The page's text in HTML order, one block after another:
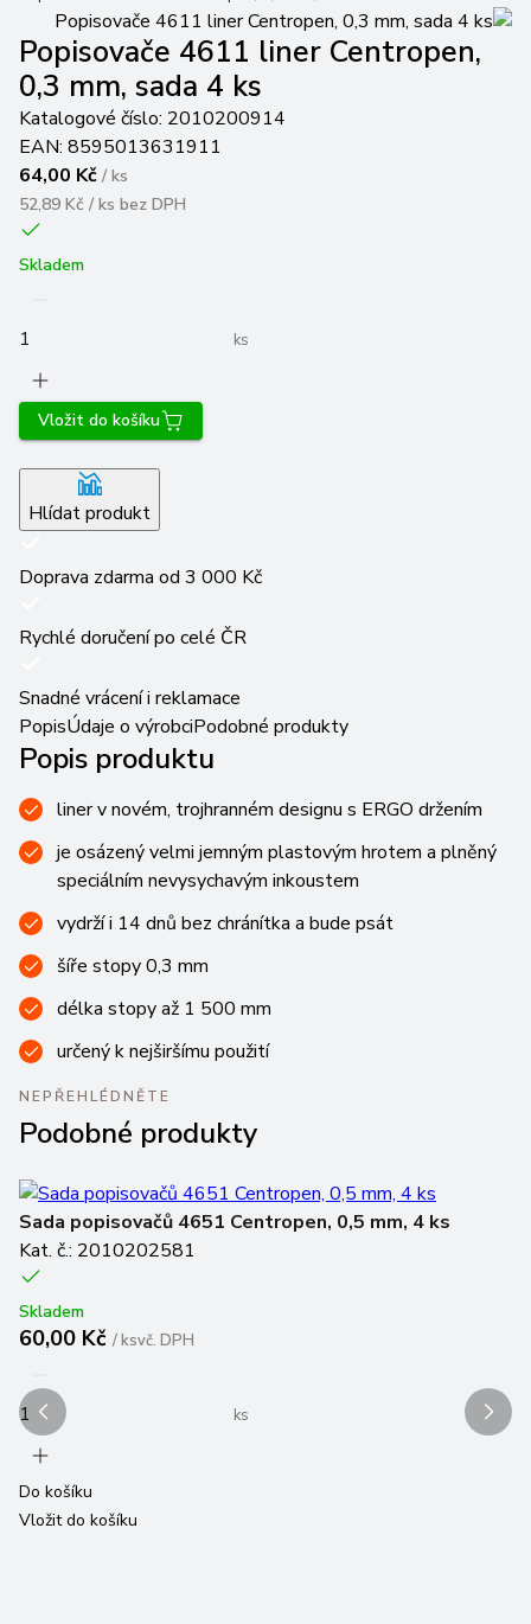
Popisovače 4611 liner Centropen,
0,3 mm, sada 4 ks
Katalogové číslo: 2010200914
EAN: 8595013631911
64,00 Kč / ks
52,89 Kč / ks bez DPH
Skladem
ks
Vložit do košíku
Hlídat produkt
Doprava zdarma od 3 000 Kč
Rychlé doručení po celé ČR
Snadné vrácení i reklamace
PopisÚdaje o výrobciPodobné produkty
Popis produktu
liner v novém, trojhranném designu s ERGO držením
je osázený velmi jemným plastovým hrotem a plněný
speciálním nevysychavým inkoustem
vydrží i 14 dnů bez chránítka a bude psát
šíře stopy 0,3 mm
délka stopy až 1 500 mm
určený k nejširšímu použití
NEPŘEHLÉDNĚTE
Podobné produkty
Sada popisovačů 4651 Centropen, 0,5 mm, 4 ks
Kat. č.: 2010202581
Skladem
60,00 Kč /ksvč. DPH
ks
Do košíku
Vložit do košíku